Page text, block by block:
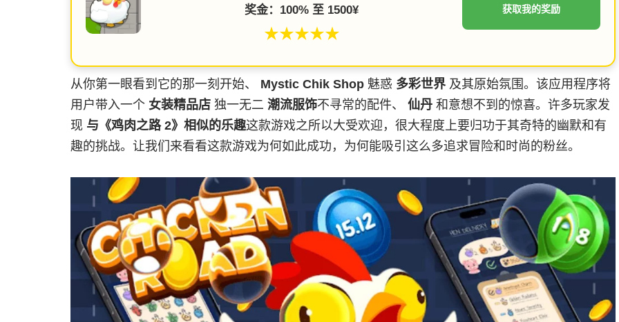
奖金：100% 至 1500¥
★★★★★
获取我的奖励
从你第一眼看到它的那一刻开始、 Mystic Chik Shop 魅惑 多彩世界 及其原始氛围。该应用程序将
用户带入一个 女装精品店 独一无二 潮流服饰不寻常的配件、 仙丹 和意想不到的惊喜。许多玩家发
现 与《鸡肉之路 2》相似的乐趣这款游戏之所以大受欢迎，很大程度上要归功于其奇特的幽默和有
趣的挑战。让我们来看看这款游戏为何如此成功，为何能吸引这么多追求冒险和时尚的粉丝。